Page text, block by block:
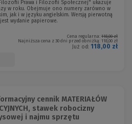
Prawa i Filozofii Społecznej" ukazuje
w roku. Obejmuje ono numery zarówno w
jak i w języku angielskim. Wersją pierwotną
wydanie papierowe.
Cena regularna: 118,00 zł
Najniższa cena z 30 dni przed obniżką: 118,00 zł
Już od: 118,00 zł
cennik MATERIAŁÓW
stawek robocizny
i najmu sprzętu